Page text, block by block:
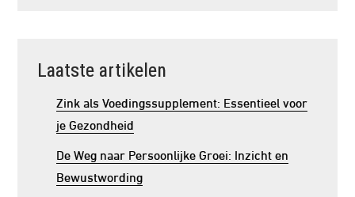
Laatste artikelen
Zink als Voedingssupplement: Essentieel voor
je Gezondheid
De Weg naar Persoonlijke Groei: Inzicht en
Bewustwording